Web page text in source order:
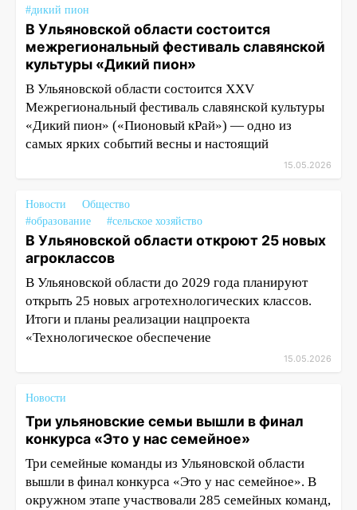
#дикий пион
В Ульяновской области состоится
межрегиональный фестиваль славянской
культуры «Дикий пион»
В Ульяновской области состоится XXV
Межрегиональный фестиваль славянской культуры
«Дикий пион» («Пионовый кРай») — одно из
самых ярких событий весны и настоящий
15.05.2026
Новости
Общество
#образование
#сельское хозяйство
В Ульяновской области откроют 25 новых
агроклассов
В Ульяновской области до 2029 года планируют
открыть 25 новых агротехнологических классов.
Итоги и планы реализации нацпроекта
«Технологическое обеспечение
15.05.2026
Новости
Три ульяновские семьи вышли в финал
конкурса «Это у нас семейное»
Три семейные команды из Ульяновской области
вышли в финал конкурса «Это у нас семейное». В
окружном этапе участвовали 285 семейных команд,